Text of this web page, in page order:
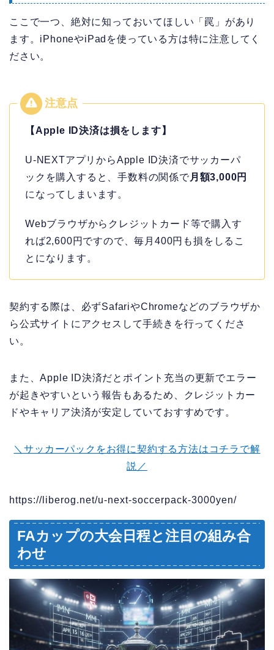
ここで一つ、絶対に知っておいてほしい「罠」があり
ます。iPhoneやiPadを使っている方は特に注意してく
ださい。
【Apple ID決済は損をします】
U-NEXTアプリからApple ID決済でサッカーパ
ックを購入すると、手数料の関係で月額3,000円
になってしまいます。
Webブラウザからクレジットカード等で購入す
れば2,600円ですので、毎月400円も損をしるこ
とになります。
契約する際は、必ずSafariやChromeなどのブラウザか
ら公式サイトにアクセスして手続きを行ってくださ
い。
また、Apple ID決済だとポイント充当の更新でエラー
が起きやすいという報告もあるため、クレジットカー
ドやキャリア決済が安定していておすすめです。
＼サッカーパックをお得に契約する方法はコチラで解
説／
https://liberog.net/u-next-soccerpack-3000yen/
FAカップの大会日程と注目の組み合
わせ